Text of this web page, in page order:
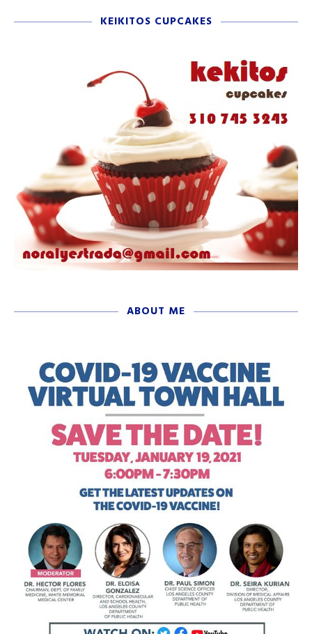
KEIKITOS CUPCAKES
ABOUT ME